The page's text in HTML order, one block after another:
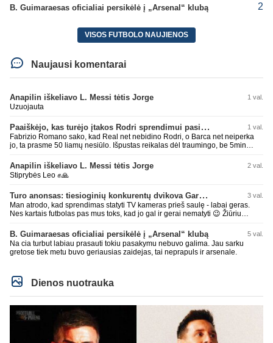
B. Guimaraesas oficialiai persikėlė į „Arsenal“ klubą 2
VISOS FUTBOLO NAUJIENOS
Naujausi komentarai
Anapilin iškeliavo L. Messi tėtis Jorge 1 val.
Uzuojauta
Paaiškėjo, kas turėjo įtakos Rodri sprendimui pasirinkti Barselonos pusę 1 val.
Fabrizio Romano sako, kad Real net nebidino Rodri, o Barca net neiperka
jo, ta prasme 50 liamų nesiūlo. Išpustas reikalas dėl traumingo, be 5min
Anapilin iškeliavo L. Messi tėtis Jorge 2 val.
Stiprybės Leo ✊🙏
Turo anonsas: tiesioginių konkurentų dvikova Gargžduose 3 val.
Man atrodo, kad sprendimas statyti TV kameras prieš saulę - labai geras.
Nes kartais futbolas pas mus toks, kad jo gal ir gerai nematyti 😉 Žiūriu
kaip alaus butelys, kurį ką tik išmaukiau. Linkėjimai Tadui (slapyvardžiu „apie
nieką“), kuris kiek girdėjau, įpūtė akis varvinančių transliacijų dvasią 😀
B. Guimaraesas oficialiai persikėlė į „Arsenal“ klubą 5 val.
Na cia turbut labiau prasauti tokiu pasakymu nebuvo galima. Jau sarku
gretose tiek metu buvo geriausias zaidejas, tai neprapuls ir arsenale.
Dienos nuotrauka